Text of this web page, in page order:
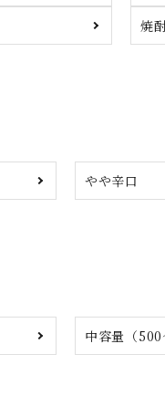
焼
やや辛口
中容量（